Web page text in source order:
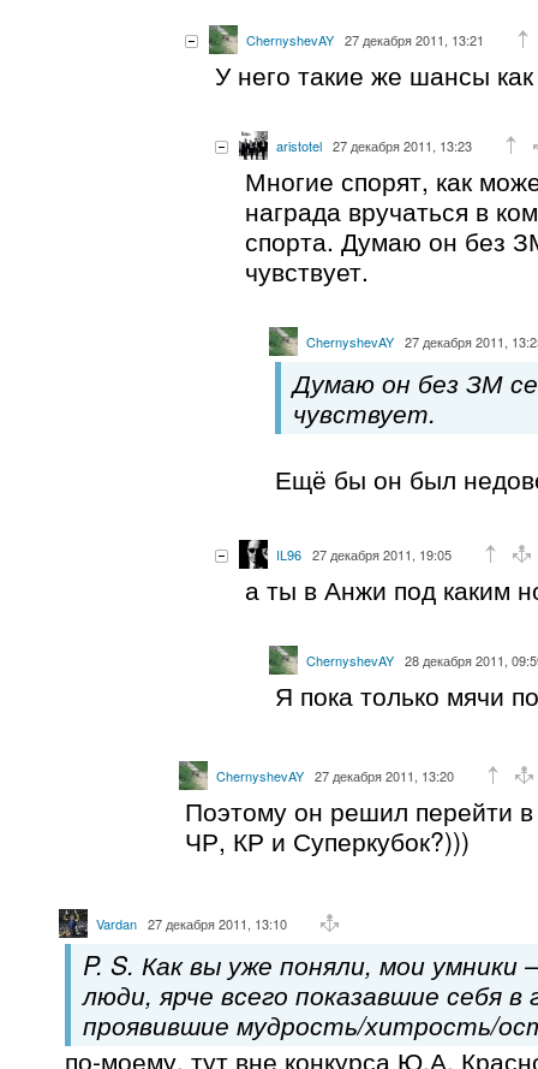
ChernyshevAY 27 декабря 2011, 13:21
У него такие же шансы
aristotel 27 декабря 2011, 13:23
Многие спорят, как
награда вручаться в
спорта. Думаю он без
чувствует.
ChernyshevAY 27 декабря 2011,
Думаю он без ЗМ
чувствует.
Ещё бы он был
IL96 27 декабря 2011, 19:05
а ты в Анжи под каким
ChernyshevAY 28 декабря 2011,
Я пока только мячи
ChernyshevAY 27 декабря 2011, 13:20
Поэтому он решил перейти
ЧР, КР и Суперкубок?)))
Vardan 27 декабря 2011, 13:10
P. S. Как вы уже поняли, мои
люди, ярче всего показавшие себя в
проявившие мудрость/хитрость/
по-моему, тут вне конкурса Ю.А.